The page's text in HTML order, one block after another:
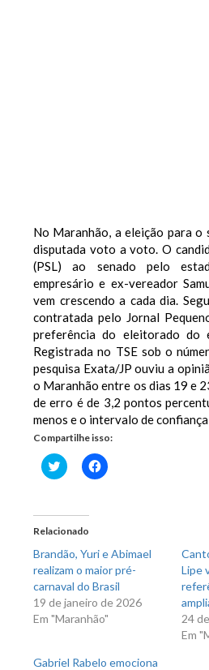
No Maranhão, a eleição para o
disputada voto a voto. O
(PSL) ao senado pelo
empresário e ex-vereador
vem crescendo a cada dia.
contratada pelo Jornal
preferência do eleitorado do
Registrada no TSE sob o
pesquisa Exata/JP ouviu a
o Maranhão entre os dias 19 e
de erro é de 3,2 pontos
menos e o intervalo de
Compartilhe isso:
Clique
para
em
nova
janela)
Clique
para
Relacionado
Brandão, Yuri e Abimael
realizam o maior pré-
carnaval do Brasil
19 de janeiro de 2026
Em "Maranhão"
Lipe
24
Em
Gabriel Rabelo emociona